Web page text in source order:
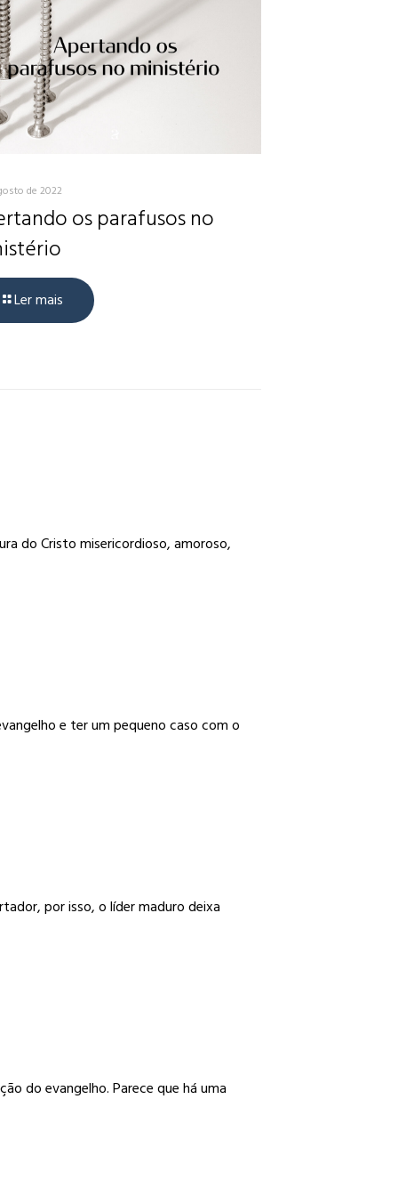
de 2022
os parafusos no
Ler mais
do Cristo misericordioso, amoroso,
e ter um pequeno caso com o
por isso, o líder maduro deixa
do evangelho. Parece que há uma